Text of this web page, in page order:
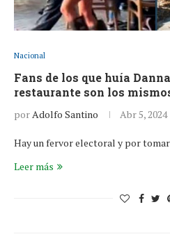
Nacional
Fans de los que huía
restaurante son los
porAdolfo Santino Abr 5, 2024
Hay un fervor electoral y por
Leer más